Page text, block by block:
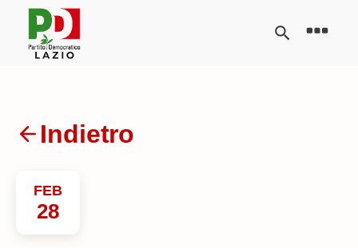
Indietro
FEB
28